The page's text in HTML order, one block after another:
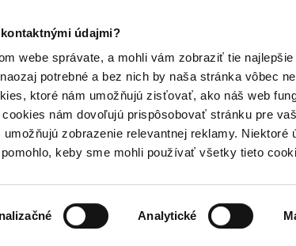
údajmi?
webe správate, a mohli vám zobraziť tie najlepšie
potrebné a bez nich by naša stránka vôbec
ktoré nám umožňujú zisťovať, ako náš web
nám dovoľujú prispôsobovať stránku pre
zobrazenie relevantnej reklamy. Niektoré
keby sme mohli používať všetky tieto
Analytické